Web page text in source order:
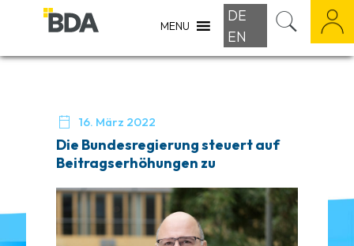
MENU
DE
EN
 16. März 2022
Die Bundesregierung steuert auf
Beitragserhöhungen zu